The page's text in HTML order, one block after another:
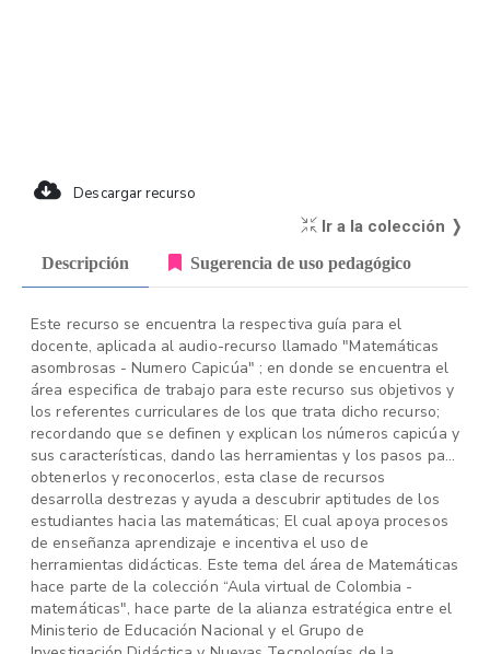
Descargar recurso
Ir a la colección ❭
Descripción Sugerencia de uso pedagógico
Este recurso se encuentra la respectiva guía para el
docente, aplicada al audio-recurso llamado "Matemáticas
asombrosas - Numero Capicúa" ; en donde se encuentra el
área especifica de trabajo para este recurso sus objetivos y
los referentes curriculares de los que trata dicho recurso;
recordando que se definen y explican los números capicúa y
sus características, dando las herramientas y los pasos para
obtenerlos y reconocerlos, esta clase de recursos
desarrolla destrezas y ayuda a descubrir aptitudes de los
estudiantes hacia las matemáticas; El cual apoya procesos
de enseñanza aprendizaje e incentiva el uso de
herramientas didácticas. Este tema del área de Matemáticas
hace parte de la colección “Aula virtual de Colombia -
matemáticas", hace parte de la alianza estratégica entre el
Ministerio de Educación Nacional y el Grupo de